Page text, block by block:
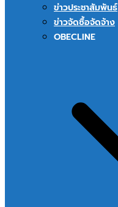
ข่าวประชาสัมพันธ์
ข่าวจัดซื้อจัดจ้าง
OBECLINE